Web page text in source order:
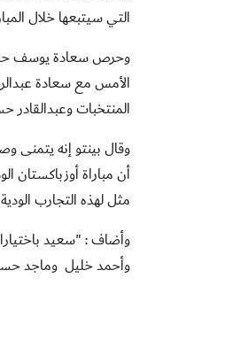
التي سيتبعها خلال
وحرص سعادة يوسف حسين
الأمس مع سعادة
المنتخبات
وقال بينتو إنه يتمنى
أن مباراة أوزباكستان
مثل لهذه التجارب
وأضاف :"سعيد
وأحمد خليل وماجد